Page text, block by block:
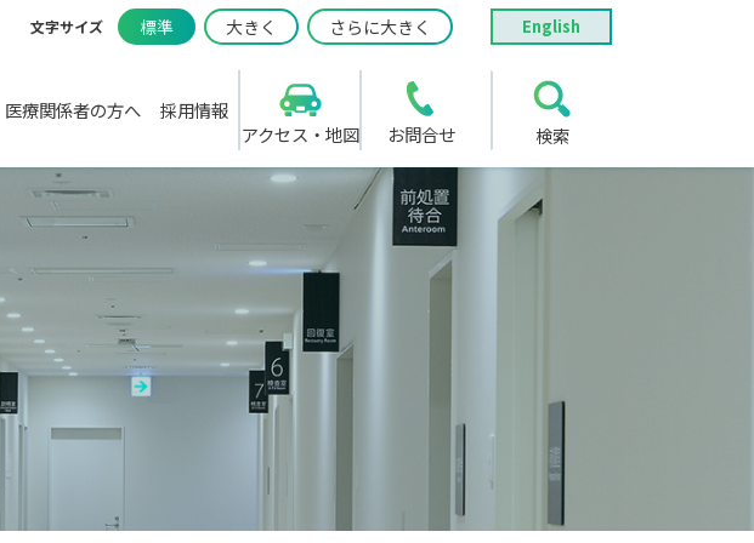
文字サイズ 標準 大きく さらに大きく English
検索
医療関係者の方へ
採用情報
アクセス・地図
お問合せ